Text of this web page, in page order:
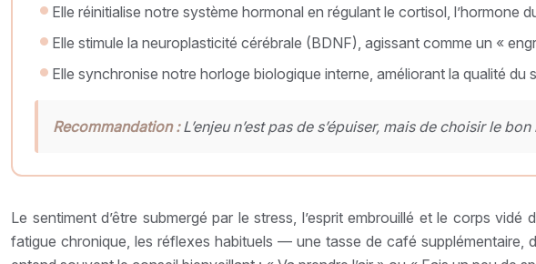
Elle réinitialise notre système hormonal en régulant le cortisol, l’hormone
Elle stimule la neuroplasticité cérébrale (BDNF), agissant comme un «
Elle synchronise notre horloge biologique interne, améliorant la qualité du
Recommandation :L’enjeu n’est pas de s’épuiser, mais de choisir le
Le sentiment d’être submergé par le stress, l’esprit embrouillé et le corps
fatigue chronique, les réflexes habituels — une tasse de café